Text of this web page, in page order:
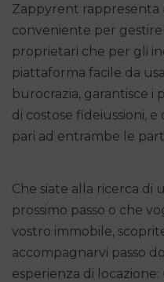
Zappyrent rappresenta
conveniente per gestire
proprietari che per gli
piattaforma facile da
burocrazia, garantisce i
di costose fideiussioni,
pari ad entrambe le
Che siate alla ricerca di
prossimo passo o che
vostro immobile,
accompagnarvi passo
esperienza di